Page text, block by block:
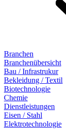
Branchen
Branchenübersicht
Bau / Infrastrukur
Bekleidung / Textil
Biotechnologie
Chemie
Dienstleistungen
Eisen / Stahl
Elektrotechnologie